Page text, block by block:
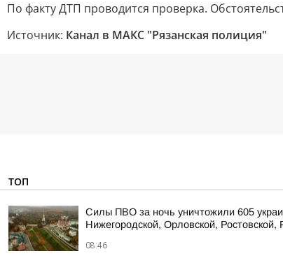
По факту ДТП проводится проверка.
Источник: Канал в МАКС "Рязанская полиция"
ТОП
Силы ПВО за ночь уничтожили 605
Нижегородской, Орловской, Ростовской,
08:46